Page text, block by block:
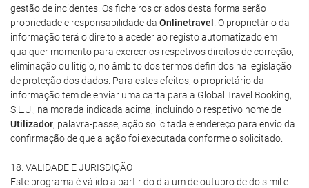
gestão de incidentes. Os ficheiros criados desta forma serão
propriedade e responsabilidade da Onlinetravel
. O proprietário da
informação terá o direito a aceder ao registo automatizado em
qualquer momento para exercer os respetivos direitos de correção,
eliminação ou litígio, no âmbito dos termos definidos na legislação
de proteção dos dados. Para estes efeitos, o proprietário da
informação tem de enviar uma carta para a Global Travel Booking,
S.L.U., na morada indicada acima, incluindo o respetivo nome de
Utilizador, palavra-passe, ação solicitada e endereço para envio da
confirmação de que a ação foi executada conforme o solicitado.
18. VALIDADE E JURISDIÇÃO
Este programa é válido a partir do dia um de outubro de dois mil e